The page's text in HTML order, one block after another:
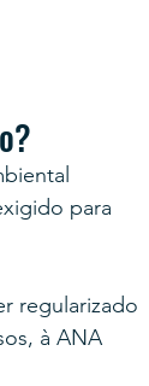
para
regularizado
à ANA